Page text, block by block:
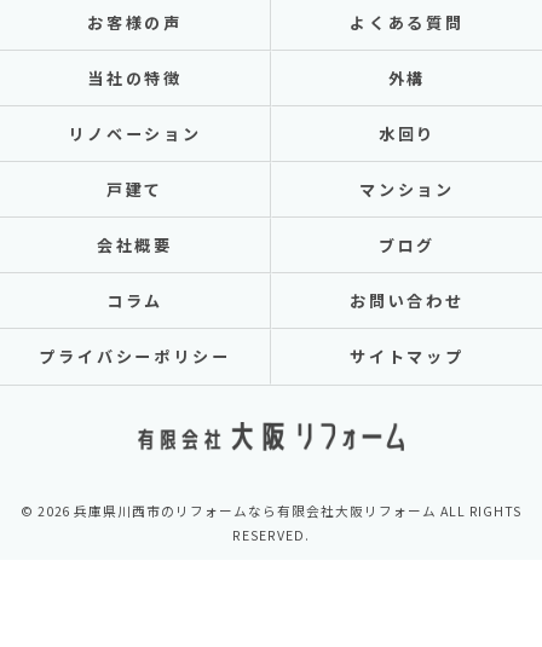
お客様の声 よくある質問
当社の特徴 外構
リノベーション 水回り
戸建て マンション
会社概要 ブログ
コラム お問い合わせ
プライバシーポリシー サイトマップ
© 2026 兵庫県川西市のリフォームなら有限会社大阪リフォーム ALL RIGHTS
RESERVED.